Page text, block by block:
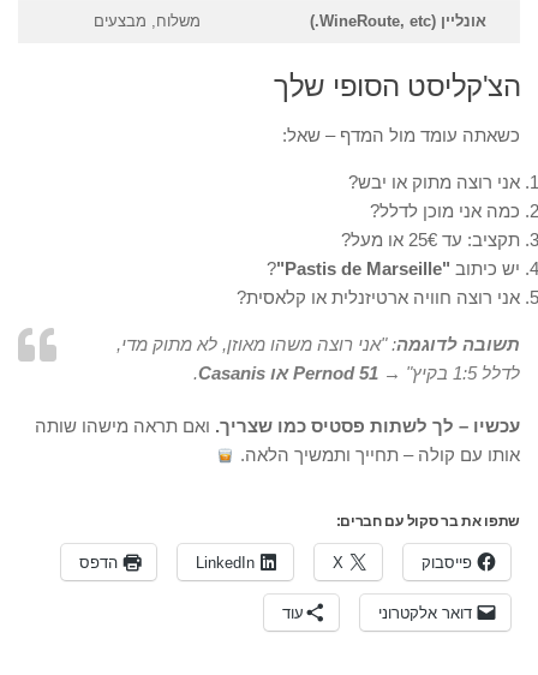
אונליין (WineRoute, etc.) משלוח, מבצעים
הצ'קליסט הסופי שלך
כשאתה עומד מול המדף – שאל:
אני רוצה מתוק או יבש?
כמה אני מוכן לדלל?
תקציב: עד 25€ או מעל?
יש כיתוב "Pastis de Marseille"
?
אני רוצה חוויה ארטיזנלית או קלאסית?
תשובה לדוגמה: "אני רוצה משהו מאוזן, לא מתוק מדי,
לדלל 1:5 בקיץ" →
Pernod 51 או Casanis .
עכשיו – לך לשתות פסטיס כמו שצריך. ואם תראה מישהו שותה
אותו עם קולה – תחייך ותמשיך הלאה.
שתפו את בר סקול עם חברים:
פייסבוק X
LinkedIn הדפס
דואר אלקטרוני עוד